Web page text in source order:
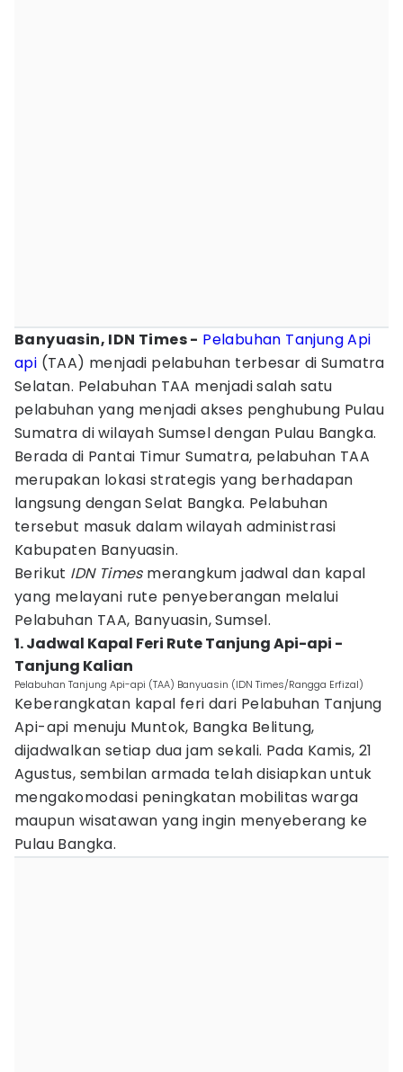
Banyuasin, IDN Times - Pelabuhan Tanjung Api
api (TAA) menjadi pelabuhan terbesar di Sumatra
Selatan. Pelabuhan TAA menjadi salah satu
pelabuhan yang menjadi akses penghubung Pulau
Sumatra di wilayah Sumsel dengan Pulau Bangka.
Berada di Pantai Timur Sumatra, pelabuhan TAA
merupakan lokasi strategis yang berhadapan
langsung dengan Selat Bangka. Pelabuhan
tersebut masuk dalam wilayah administrasi
Kabupaten Banyuasin.
Berikut IDN Timesmerangkum jadwal dan kapal
yang melayani rute penyeberangan melalui
Pelabuhan TAA, Banyuasin, Sumsel.
1. Jadwal Kapal Feri Rute Tanjung Api-api -
Tanjung Kalian
Pelabuhan Tanjung Api-api (TAA) Banyuasin (IDN Times/Rangga Erfizal)
Keberangkatan kapal feri dari Pelabuhan Tanjung
Api-api menuju Muntok, Bangka Belitung,
dijadwalkan setiap dua jam sekali. Pada Kamis, 21
Agustus, sembilan armada telah disiapkan untuk
mengakomodasi peningkatan mobilitas warga
maupun wisatawan yang ingin menyeberang ke
Pulau Bangka.